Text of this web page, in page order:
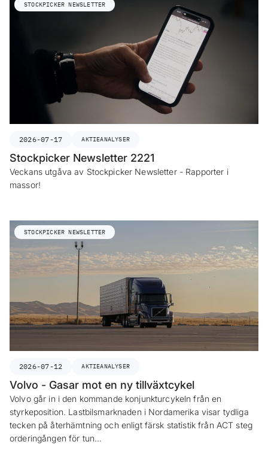
STOCKPICKER NEWSLETTER
2026-07-17 AKTIEANALYSER
Stockpicker Newsletter 2221
Veckans utgåva av Stockpicker Newsletter - Rapporter i
massor!
STOCKPICKER NEWSLETTER
2026-07-12 AKTIEANALYSER
Volvo - Gasar mot en ny tillväxtcykel
Volvo går in i den kommande konjunkturcykeln från en
styrkeposition. Lastbilsmarknaden i Nordamerika visar tydliga
tecken på återhämtning och enligt färsk statistik från ACT steg
orderingången för tun…